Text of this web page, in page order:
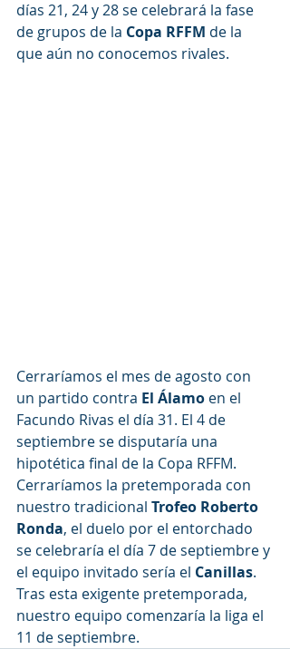
días 21, 24 y 28 se celebrará la fase
de grupos de la Copa RFFM de la
que aún no conocemos rivales.
Cerraríamos el mes de agosto con
un partido contra El Álamo en el
Facundo Rivas el día 31. El 4 de
septiembre se disputaría una
hipotética final de la Copa RFFM.
Cerraríamos la pretemporada con
nuestro tradicional Trofeo Roberto
Ronda, el duelo por el entorchado
se celebraría el día 7 de septiembre y
el equipo invitado sería el Canillas.
Tras esta exigente pretemporada,
nuestro equipo comenzaría la liga el
11 de septiembre.